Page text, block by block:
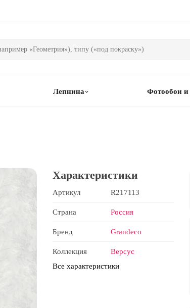
Лепнина Фотообои и
Характеристики
Артикул R217113
Страна Россия
Бренд Grandeco
Коллекция
Версус
Все характеристики